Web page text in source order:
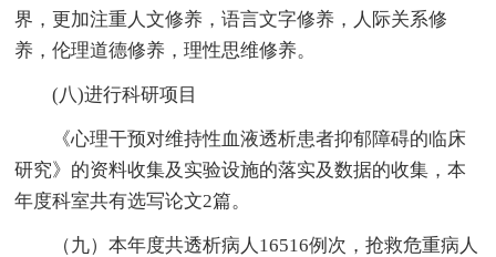
界，更加注重人文修养，语言文字修养，人际关系修
养，伦理道德修养，理性思维修养。
(八)进行科研项目
《心理干预对维持性血液透析患者抑郁障碍的临床
研究》的资料收集及实验设施的落实及数据的收集，本
年度科室共有选写论文2篇。
（九）本年度共透析病人16516例次，抢救危重病人